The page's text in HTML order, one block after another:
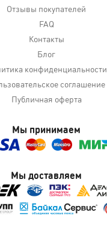
Отзывы покупателей
FAQ
Контакты
Блог
конфиденциальности
соглашение
Публичная оферта
Мы принимаем
Мы доставляем